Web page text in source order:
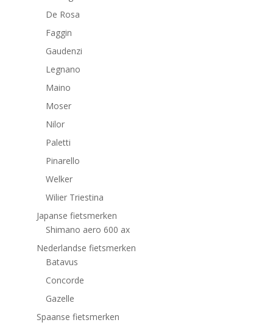
De Rosa
Faggin
Gaudenzi
Legnano
Maino
Moser
Nilor
Paletti
Pinarello
Welker
Wilier Triestina
Japanse fietsmerken
Shimano aero 600 ax
Nederlandse fietsmerken
Batavus
Concorde
Gazelle
Spaanse fietsmerken